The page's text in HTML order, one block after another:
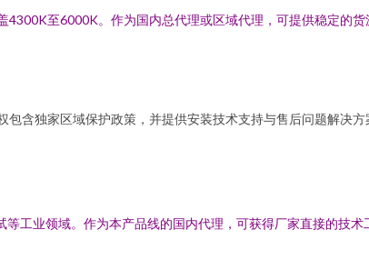
4300K至6000K。作为国内总代理或区域代理，可提供稳定的
含独家区域保护政策，并提供安装技术支持与售后问题解决
工业领域。作为本产品线的国内代理，可获得厂家直接的技